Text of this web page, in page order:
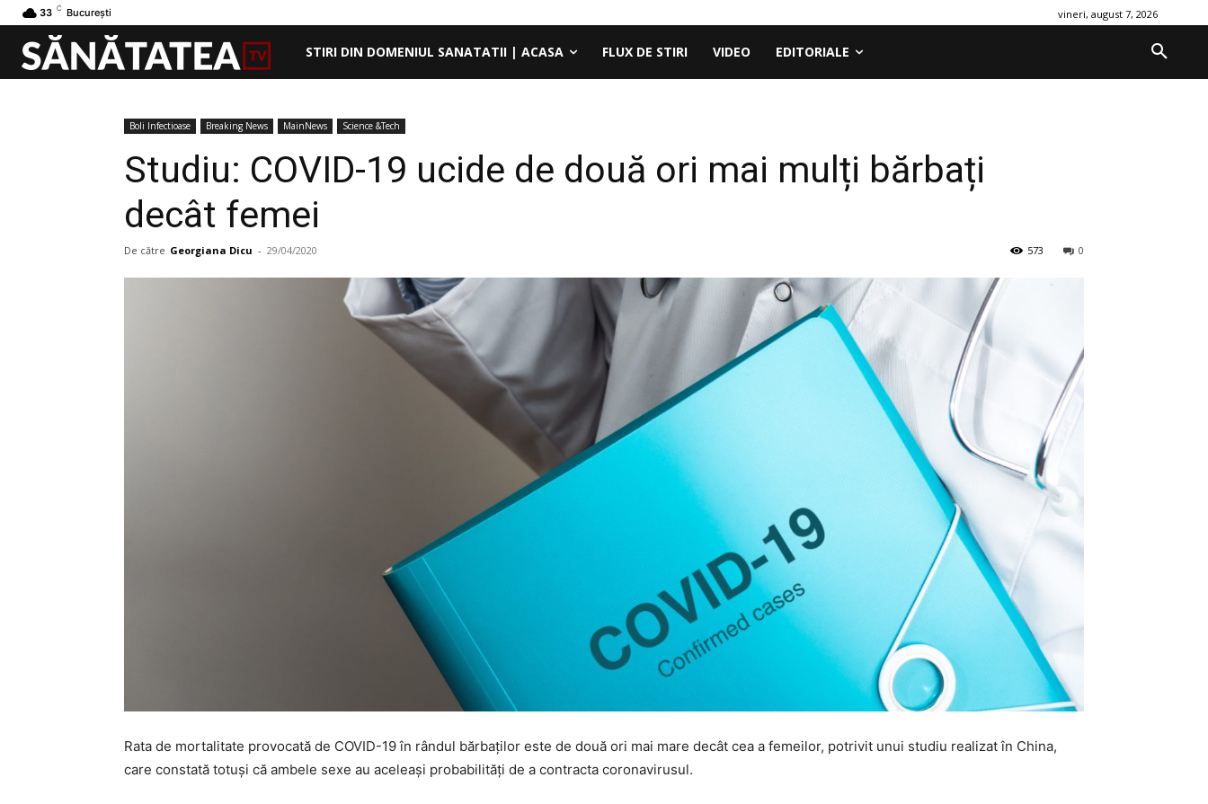
33 C București vineri, august 7, 2026
STIRI DIN DOMENIUL SANATATII | ACASA FLUX DE STIRI VIDEO EDITORIALE
Boli Infectioase Breaking News MainNews Science &Tech
Studiu: COVID-19 ucide de două ori mai mulți bărbați
decât femei
De către Georgiana Dicu - 29/04/2020 0
573
Rata de mortalitate provocată de COVID-19 în rândul bărbaţilor este de două ori mai mare decât cea a femeilor, potrivit unui studiu realizat în China,
care constată totuşi că ambele sexe au aceleaşi probabilităţi de a contracta coronavirusul.